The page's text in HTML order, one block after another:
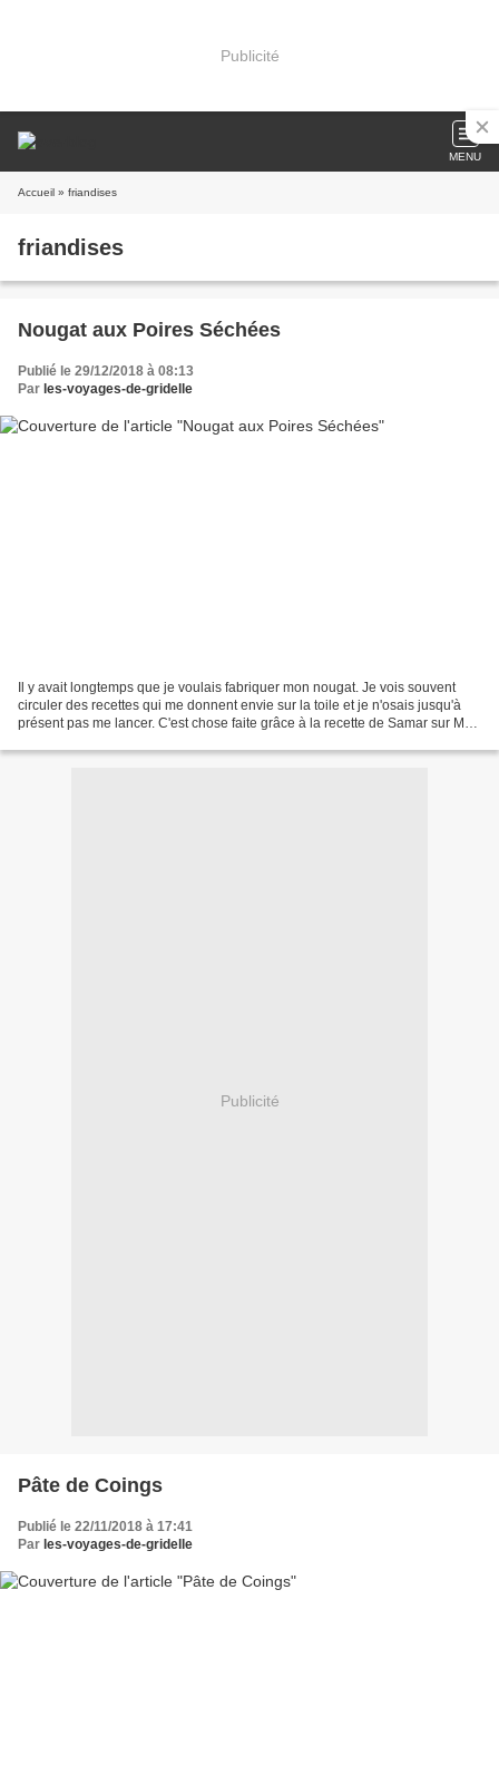
Publicité
MENU
Accueil » friandises
friandises
Nougat aux Poires Séchées
Publié le 29/12/2018 à 08:13
Par les-voyages-de-gridelle
Il y avait longtemps que je voulais fabriquer mon nougat. Je vois souvent
circuler des recettes qui me donnent envie sur la toile et je n'osais jusqu'à
présent pas me lancer. C'est chose faite grâce à la recette de Samar sur Mes
Publicité
Pâte de Coings
Publié le 22/11/2018 à 17:41
Par les-voyages-de-gridelle